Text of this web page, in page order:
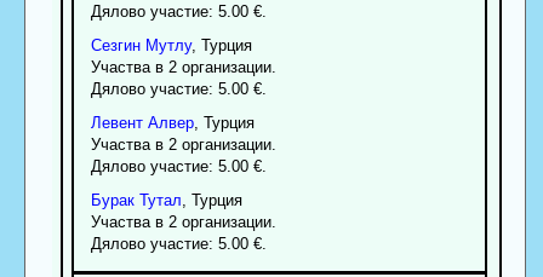
Дялово участие: 5.00 €.
Сезгин Мутлу, Турция
Участва в 2 организации.
Дялово участие: 5.00 €.
Левент Алвер, Турция
Участва в 2 организации.
Дялово участие: 5.00 €.
Бурак Тутал , Турция
Участва в 2 организации.
Дялово участие: 5.00 €.